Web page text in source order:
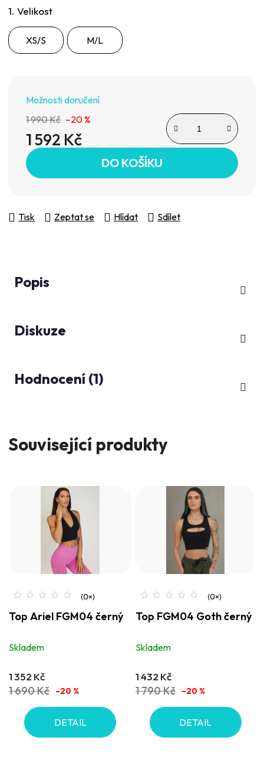
1. Velikost
XS/S M/L
Možnosti doručení
1 990 Kč –20 %
1 592 Kč
Měrná cena: DO KOŠÍKU
Tisk Zeptat se Hlídat Sdílet
Popis
Diskuze
Hodnocení (1)
Související produkty
Top Ariel FGM04 černý
Skladem
1 352 Kč
1 690 Kč –20 %
DETAIL
Top FGM04 Goth černý
Skladem
1 432 Kč
1 790 Kč –20 %
DETAIL